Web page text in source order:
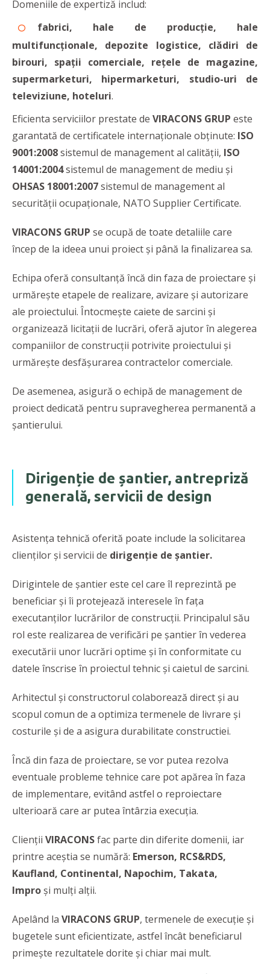
Domeniile de expertiză includ:
fabrici, hale de producție, hale
multifuncționale, depozite logistice, clădiri de
birouri, spații comerciale, rețele de magazine,
supermarketuri, hipermarketuri, studio-uri de
televiziune, hoteluri.
Eficienta serviciilor prestate de VIRACONS GRUP este
garantată de certificatele internaţionale obţinute: ISO
9001:2008sistemul de management al calităţii, ISO
14001:2004sistemul de management de mediu şi
OHSAS 18001:2007sistemul de management al
securităţii ocupaţionale, NATO Supplier Certificate.
VIRACONS GRUP se ocupă de toate detaliile care
încep de la ideea unui proiect și până la finalizarea sa.
Echipa oferă consultanță încă din faza de proiectare și
urmărește etapele de realizare, avizare și autorizare
ale proiectului. Întocmește caiete de sarcini și
organizează licitații de lucrări, oferă ajutor în alegerea
companiilor de construcții potrivite proiectului și
urmărește desfășurarea contractelor comerciale.
De asemenea, asigură o echipă de management de
proiect dedicată pentru supravegherea permanentă a
şantierului.
Dirigenție de șantier, antrepriză
generală, servicii de design
Asistența tehnică oferită poate include la solicitarea
clienților și servicii de dirigenție de șantier.
Dirigintele de șantier este cel care îl reprezintă pe
beneficiar și îi protejează interesele în fața
executanților lucrărilor de construcții. Principalul său
rol este realizarea de verificări pe șantier în vederea
executării unor lucrări optime și în conformitate cu
datele înscrise în proiectul tehnic și caietul de sarcini.
Arhitectul și constructorul colaborează direct și au
scopul comun de a optimiza termenele de livrare și
costurile și de a asigura durabilitate constructiei.
Încă din faza de proiectare, se vor putea rezolva
eventuale probleme tehnice care pot apărea în faza
de implementare, evitând astfel o reproiectare
ulterioară care ar putea întârzia execuția.
Clienții VIRACONSfac parte din diferite domenii, iar
printre aceștia se numără: Emerson, RCS&RDS,
Kaufland, Continental, Napochim, Takata,
Impro și mulți alții.
Apelând la VIRACONS GRUP, termenele de execuție și
bugetele sunt eficientizate, astfel încât beneficiarul
primește rezultatele dorite și chiar mai mult.